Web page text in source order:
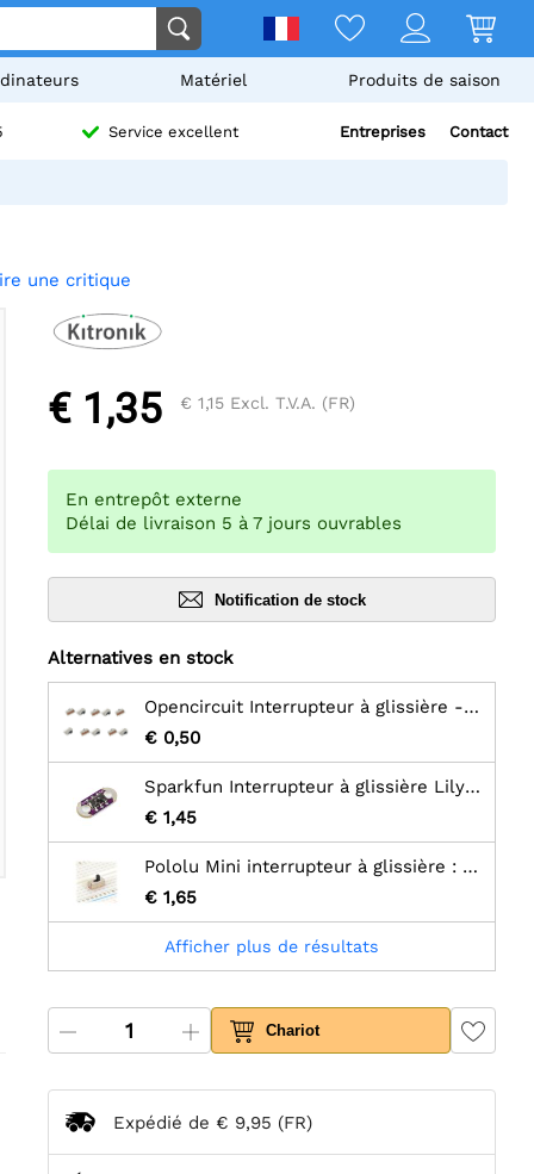
Matériel Produits de saison
Service excellent Entreprises Contact
une critique
€ 1,35 € 1,15 Excl. T.V.A. (FR)
En entrepôt externe
Délai de livraison 5 à 7 jours ouvrables
Notification de stock
Alternatives en stock
Opencircuit Interrupteur à glissière - 10 pièces
€ 0,50
Sparkfun Interrupteur à glissière LilyPad
€ 1,45
Pololu Mini interrupteur à glissière : 3 broches, SPDT, 0,3 A (paquet de 3)
€ 1,65
Afficher plus de résultats
Chariot
Expédié de € 9,95 (FR)